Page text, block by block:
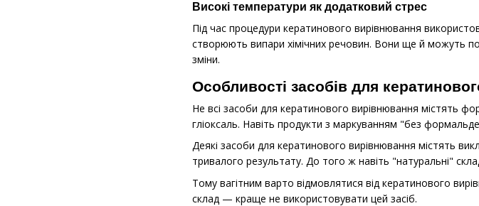
Високі температури як додатковий стрес
Під час процедури кератинового вирівнювання
створюють випари хімічних речовин. Вони ще й можуть
зміни.
Особливості засобів для
Не всі засоби для кератинового вирівнювання містять
гліоксаль. Навіть продукти з маркуванням "без
Деякі засоби для кератинового вирівнювання містять
тривалого результату. До того ж навіть "натуральні"
Тому вагітним варто відмовлятися від кератинового
склад — краще не використовувати цей засіб.